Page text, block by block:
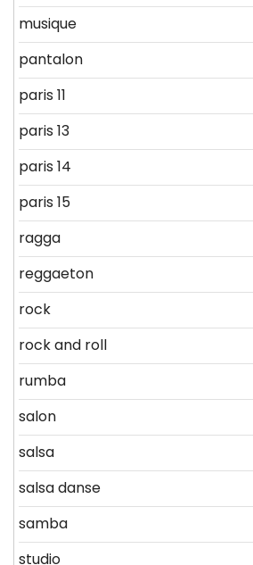
musique
pantalon
paris 11
paris 13
paris 14
paris 15
ragga
reggaeton
rock
rock and roll
rumba
salon
salsa
salsa danse
samba
studio